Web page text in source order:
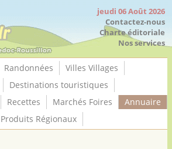
jeudi 06 Août 2026
Contactez-nous
Charte éditoriale
Nos services
Randonnées
Villes Villages
Destinations touristiques
Recettes Marchés Foires
Annuaire
Régionaux